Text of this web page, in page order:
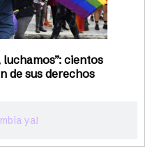
ya!
cientos
de sus derechos